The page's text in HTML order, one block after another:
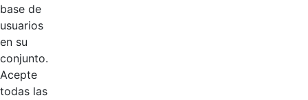
base de
usuarios
en su
conjunto.
Acepte
todas las